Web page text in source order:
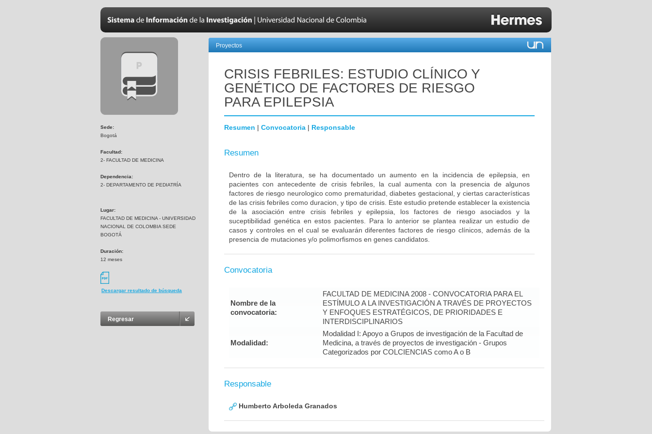
Sede:
Bogotá
Facultad:
2- FACULTAD DE MEDICINA
Dependencia:
2- DEPARTAMENTO DE PEDIATRÍA
Lugar:
FACULTAD DE MEDICINA - UNIVERSIDAD
NACIONAL DE COLOMBIA SEDE
BOGOTÁ
Duración:
12 meses
Descargar resultado de búsqueda
Regresar
Proyectos
CRISIS FEBRILES: ESTUDIO CLÍNICO Y
GENÉTICO DE FACTORES DE RIESGO
PARA EPILEPSIA
Resumen | Convocatoria | Responsable
Resumen
Dentro de la literatura, se ha documentado un aumento en la incidencia de epilepsia, en
pacientes con antecedente de crisis febriles, la cual aumenta con la presencia de algunos
factores de riesgo neurologico como prematuridad, diabetes gestacional, y ciertas características
de las crisis febriles como duracion, y tipo de crisis. Este estudio pretende establecer la existencia
de la asociación entre crisis febriles y epilepsia, los factores de riesgo asociados y la
suceptibilidad genética en estos pacientes. Para lo anterior se plantea realizar un estudio de
casos y controles en el cual se evaluarán diferentes factores de riesgo clínicos, además de la
presencia de mutaciones y/o polimorfismos en genes candidatos.
Convocatoria
Nombre de la
convocatoria:
FACULTAD DE MEDICINA 2008 - CONVOCATORIA PARA EL
ESTÍMULO A LA INVESTIGACIÓN A TRAVÉS DE PROYECTOS
Y ENFOQUES ESTRATÉGICOS, DE PRIORIDADES E
INTERDISCIPLINARIOS
Modalidad:
Modalidad I: Apoyo a Grupos de investigación de la Facultad de
Medicina, a través de proyectos de investigación - Grupos
Categorizados por COLCIENCIAS como A o B
Responsable
Humberto Arboleda Granados